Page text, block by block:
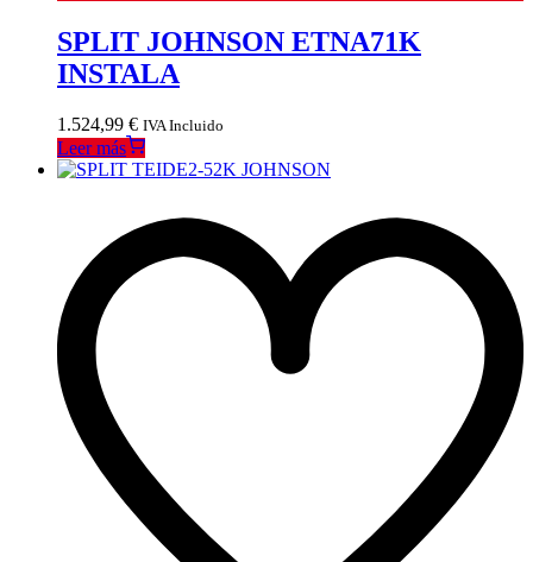
SPLIT JOHNSON ETNA71K
INSTALA
1.524,99 € IVA Incluido
Leer más